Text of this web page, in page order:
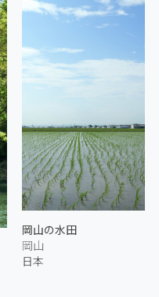
岡山の水田
岡山
日本